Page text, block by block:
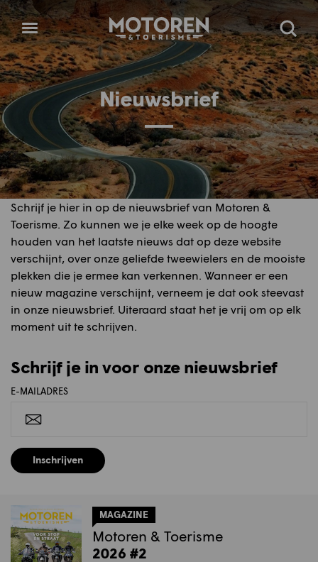
Open
menu
Homepage Zoeken
Nieuwsbrief
Schrijf je hier in op de nieuwsbrief van Motoren &
Toerisme. Zo kunnen we je elke week op de hoogte
houden van het laatste nieuws dat op deze website
verschijnt, over onze geliefde tweewielers en de mooiste
plekken die je ermee kan verkennen. Wanneer er een
nieuw magazine verschijnt, verneem je dat ook steevast
in onze nieuwsbrief. Uiteraard staat het je vrij om op elk
moment uit te schrijven.
Schrijf je in voor onze nieuwsbrief
E-MAILADRES
Inschrijven
MAGAZINE
Motoren & Toerisme
2026 #2